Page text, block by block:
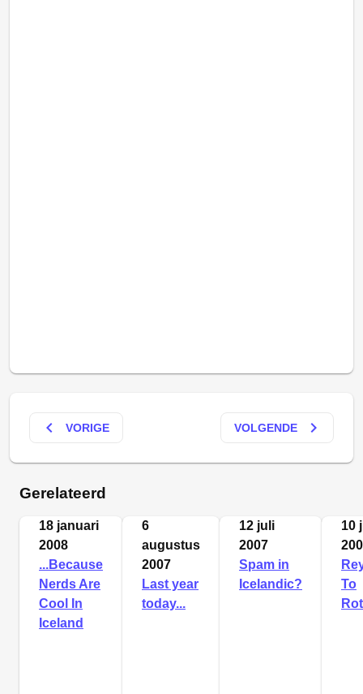
keyboard_arrow_left VORIGE VOLGENDE keyboard_arrow_right
Gerelateerd
18 januari
2008
...Because
Nerds Are
Cool In
Iceland
6
augustus
2007
Last year
today...
12 juli
2007
Spam in
Icelandic?
10
To